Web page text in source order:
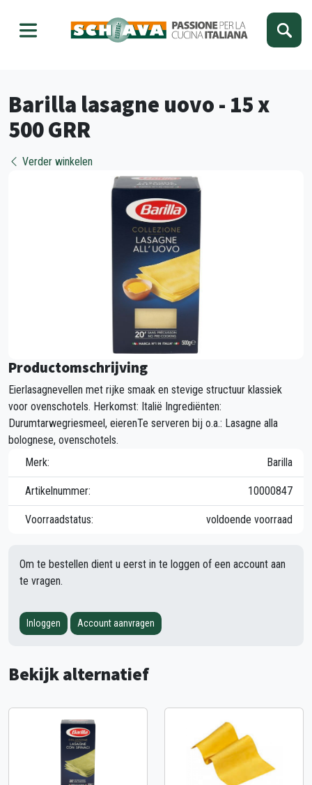
Barilla lasagne uovo - 15 x
500 GRR
Verder winkelen
Productomschrijving
Eierlasagnevellen met rijke smaak en stevige structuur klassiek
voor ovenschotels. Herkomst: Italië Ingrediënten:
Durumtarwegriesmeel, eierenTe serveren bij o.a.: Lasagne alla
bolognese, ovenschotels.
Merk:
Barilla
Artikelnummer: 10000847
Voorraadstatus: voldoende voorraad
Om te bestellen dient u eerst in te loggen of een account aan
te vragen.
Inloggen Account aanvragen
Bekijk alternatief